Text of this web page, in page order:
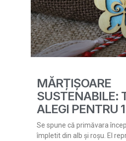
MĂRȚIȘOARE
SUSTENABILE:
ALEGI PENTRU
Se spune că primăvara
împletit din alb și roșu. El